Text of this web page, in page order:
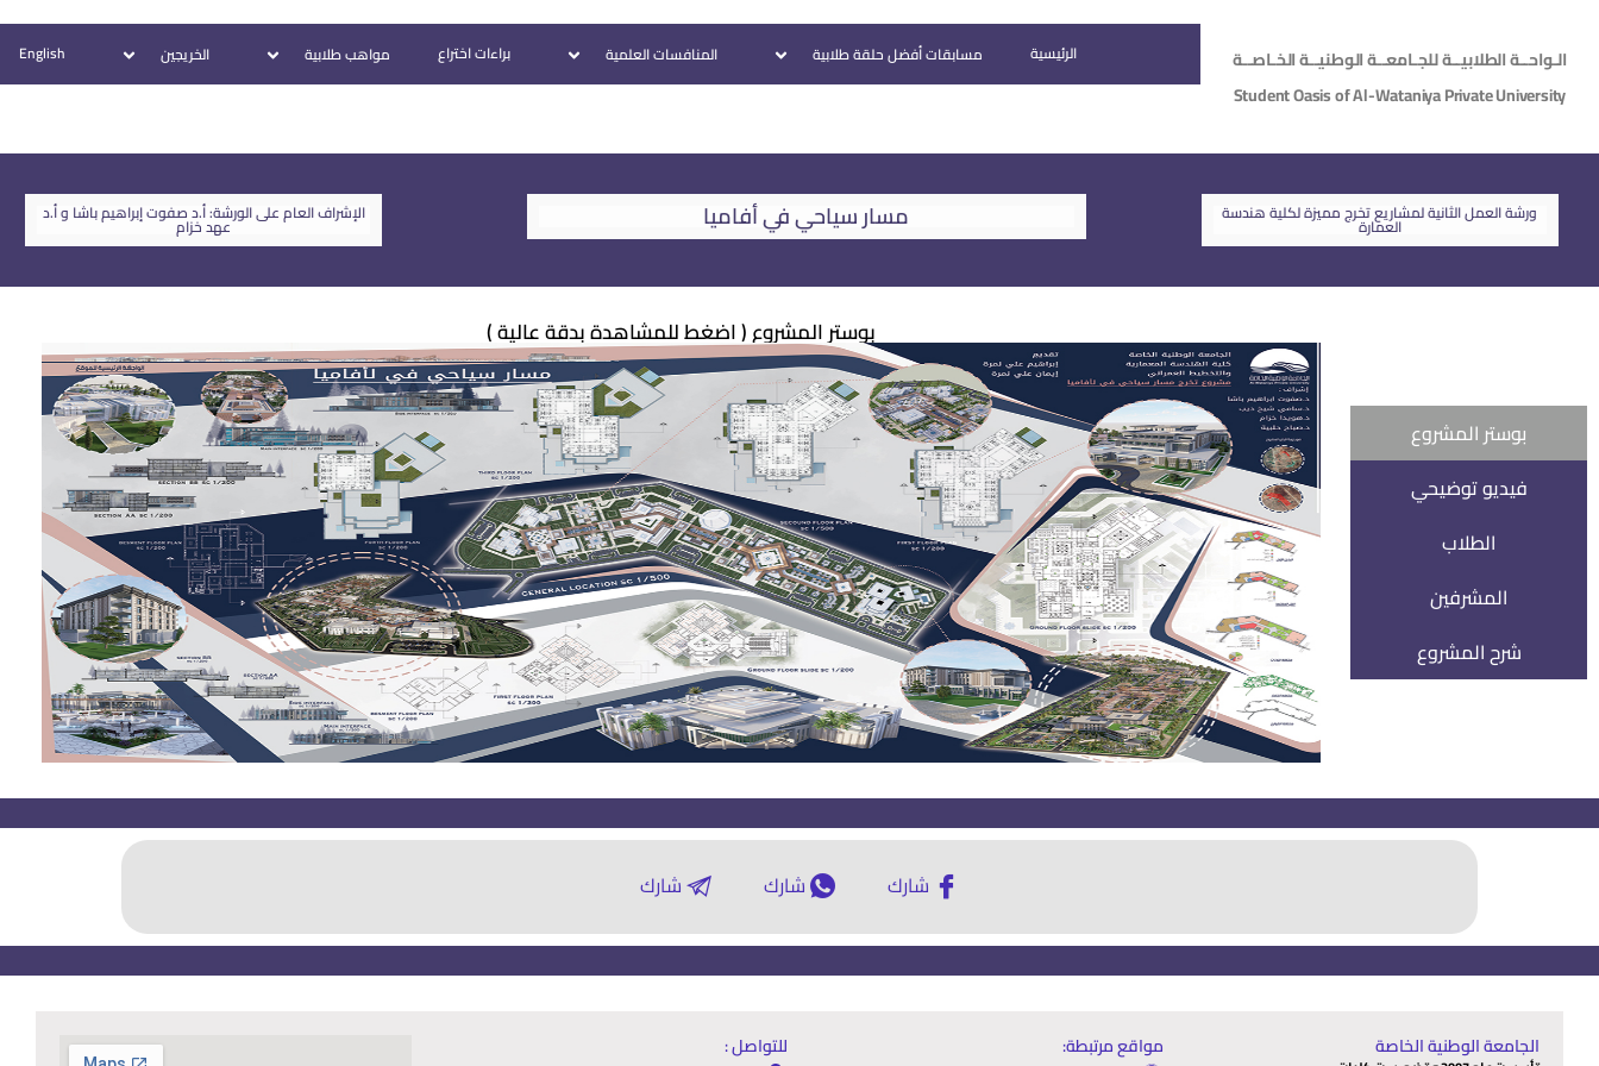
الـواحــة الطلابيــة للجـامعــة الوطنيــة الخـاصــة
Student Oasis of Al-Wataniya Private University
الرئيسية مسابقات أفضل حلقة طلابية المنافسات العلمية براءات اختراع مواهب طلابية الخريجين English
ورشة العمل الثانية لمشاريع تخرج مميزة لكلية هندسة
العمارة مسار سياحي في أفاميا الإشراف العام على الورشة: أ.د صفوت إبراهيم باشا و أ.د
عهد خزام
بوستر المشروع
فيديو توضيحي
الطلاب
المشرفين
شرح المشروع
بوستر المشروع ( اضغط للمشاهدة بدقة عالية )
شارك شارك شارك
الجامعة الوطنية الخاصة مواقع مرتبطة: للتواصل :